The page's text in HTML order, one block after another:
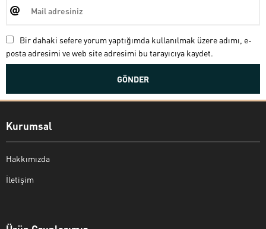
Bir dahaki sefere yorum yaptığımda kullanılmak üzere adımı, e-
posta adresimi ve web site adresimi bu tarayıcıya kaydet.
Kurumsal
Hakkımızda
İletişim